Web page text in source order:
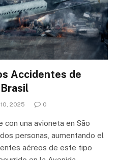
Accidentes de
2025 0
con una avioneta en São
personas, aumentando el
aéreos de este tipo